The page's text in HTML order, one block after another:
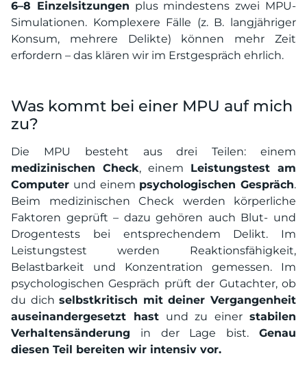
6–8 Einzelsitzungen plus mindestens zwei MPU-
Simulationen. Komplexere Fälle (z. B. langjähriger
Konsum, mehrere Delikte) können mehr Zeit
erfordern – das klären wir im Erstgespräch ehrlich.
Was kommt bei einer MPU auf mich
zu?
Die MPU besteht aus drei Teilen: einem
medizinischen Check, einem Leistungstest am
Computer und einem psychologischen Gespräch.
Beim medizinischen Check werden körperliche
Faktoren geprüft – dazu gehören auch Blut- und
Drogentests bei entsprechendem Delikt. Im
Leistungstest werden Reaktionsfähigkeit,
Belastbarkeit und Konzentration gemessen. Im
psychologischen Gespräch prüft der Gutachter, ob
du dichselbstkritisch mit deiner Vergangenheit
auseinandergesetzt hastund zu einerstabilen
Verhaltensänderung in der Lage bist. Genau
diesen Teil bereiten wir intensiv vor.